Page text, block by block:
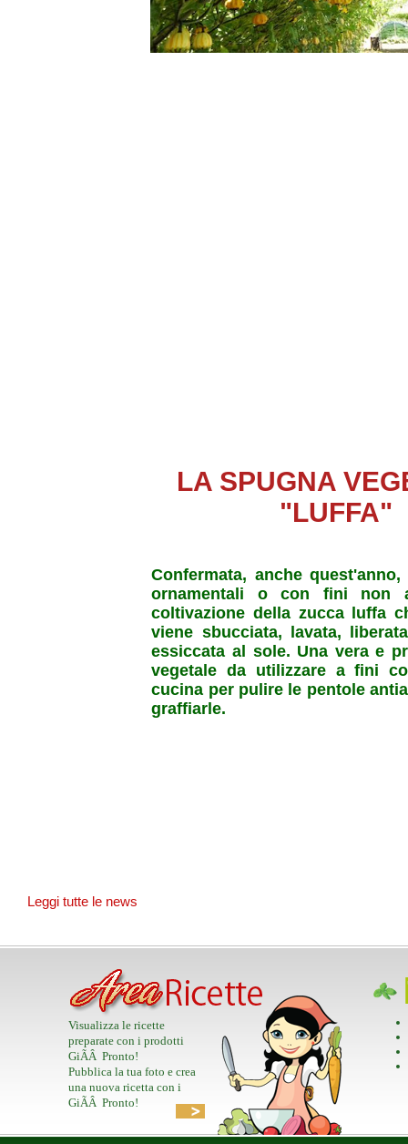
LA SPUGNA
"LUFFA"
Confermata, anche
ornamentali o con fini non
coltivazione della zucca luffa
viene sbucciata, lavata,
essiccata al sole. Una vera e
vegetale da utilizzare a fini
cucina per pulire le pentole
graffiarle.
Leggi tutte le news
Visualizza le ricette
preparate con i prodotti
GiÃÂ Pronto!
Pubblica la tua foto e crea
una nuova ricetta con i
GiÃÂ Pronto!